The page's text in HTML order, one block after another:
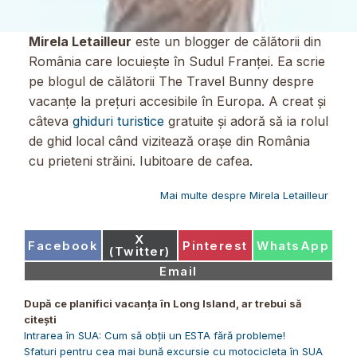
Mirela Letailleur este un blogger de călătorii din
România care locuiește în Sudul Franței. Ea scrie
pe blogul de călătorii The Travel Bunny despre
vacanțe la prețuri accesibile în Europa. A creat și
câteva ghiduri turisticegratuite și adoră să ia rolul
de ghid local când vizitează orașe din România
cu prieteni străini. Iubitoare de cafea.
Mai multe despre Mirela Letailleur
Share
Facebook Share
on
X
(Twitter) Share
Pinterest Share
WhatsApp
Share
on
Email
După ce planifici vacanța în Long Island, ar trebui să
citești
Intrarea în SUA: Cum să obții un ESTA fără probleme!
Sfaturi pentru cea mai bună excursie cu motocicleta în SUA